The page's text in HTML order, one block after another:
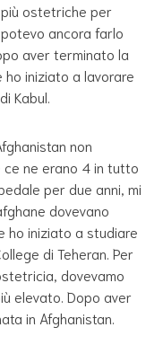
ostetriche per
ancora farlo
aver terminato la
ho iniziato a lavorare
Kabul.
non
ne erano 4 in tutto
per due anni, mi
dovevano
ho iniziato a studiare
di Teheran. Per
dovevamo
elevato. Dopo aver
in Afghanistan.